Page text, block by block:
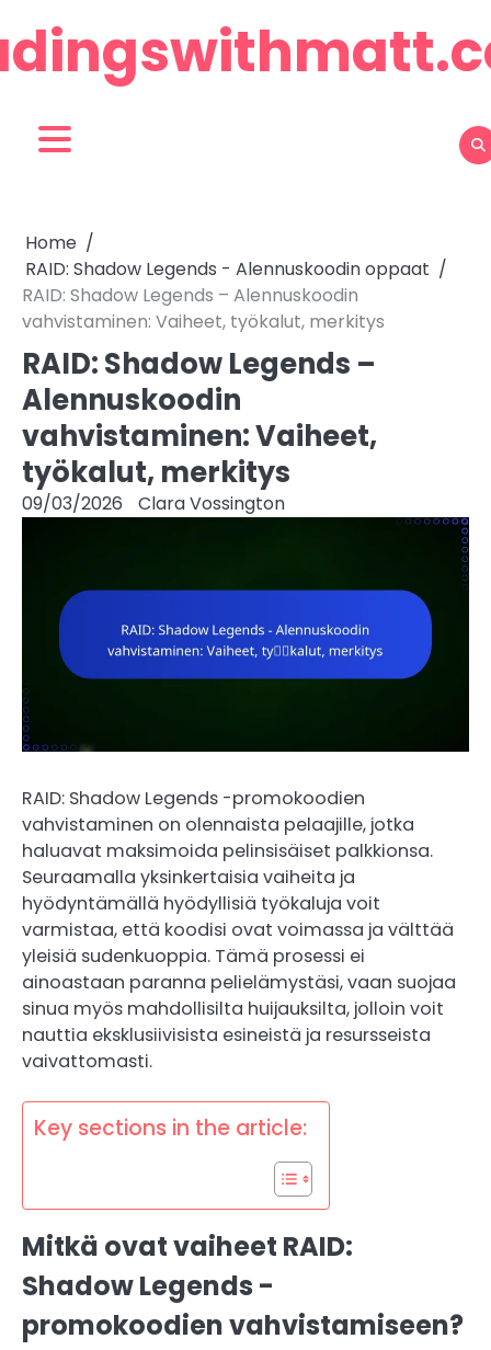
to
content
Home
RAID: Shadow Legends - Alennuskoodin oppaat
RAID: Shadow Legends – Alennuskoodin
vahvistaminen: Vaiheet, työkalut, merkitys
RAID: Shadow Legends –
Alennuskoodin
vahvistaminen: Vaiheet,
työkalut, merkitys
09/03/2026 Clara Vossington
RAID: Shadow Legends -promokoodien
vahvistaminen on olennaista pelaajille, jotka
haluavat maksimoida pelinsisäiset palkkionsa.
Seuraamalla yksinkertaisia vaiheita ja
hyödyntämällä hyödyllisiä työkaluja voit
varmistaa, että koodisi ovat voimassa ja välttää
yleisiä sudenkuoppia. Tämä prosessi ei
ainoastaan paranna pelielämystäsi, vaan suojaa
sinua myös mahdollisilta huijauksilta, jolloin voit
nauttia eksklusiivisista esineistä ja resursseista
vaivattomasti.
Key sections in the article:
Mitkä ovat vaiheet RAID:
Shadow Legends -
promokoodien vahvistamiseen?